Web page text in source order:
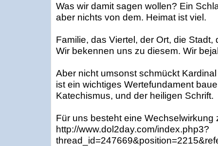
Was wir damit sagen wollen? Ein
aber nichts von dem. Heimat ist viel.
Familie, das Viertel, der Ort, die
Wir bekennen uns zu diesem. Wir
Aber nicht umsonst schmückt
ist ein wichtiges Wertefundament
Katechismus, und der heiligen Schrift.
Für uns besteht eine
http://www.dol2day.com/index.php3?